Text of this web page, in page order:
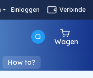
Einloggen Verbinde
Wagen
How to?